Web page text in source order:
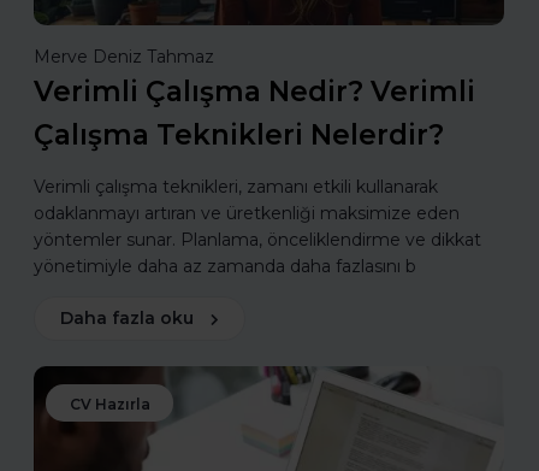
Merve Deniz Tahmaz
Verimli Çalışma Nedir? Verimli
Çalışma Teknikleri Nelerdir?
Verimli çalışma teknikleri, zamanı etkili kullanarak
odaklanmayı artıran ve üretkenliği maksimize eden
yöntemler sunar. Planlama, önceliklendirme ve dikkat
yönetimiyle daha az zamanda daha fazlasını b
Daha fazla oku
CV Hazırla